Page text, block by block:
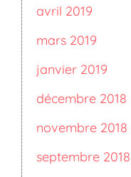
avril 2019
mars 2019
janvier 2019
décembre 2018
novembre 2018
septembre 2018